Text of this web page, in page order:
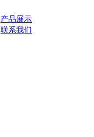
产品展示
联系我们